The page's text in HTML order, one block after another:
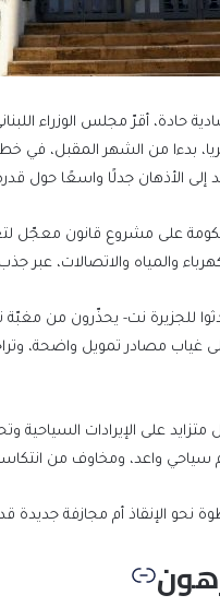
دولارا) شهريا، بدءا من الشهر
إلى الأذهان جدلًا واسعًا حول
على مشروع قانون معجّل
والمياه والاتصالات،
للجزيرة نت- يحذّرون من مغبّة
مشيرين إلى غياب مصادر تمويل
على الإيرادات السياحية
واعد، ومخاوف من انتكاسة
الإنقاذ أم مجازفة جديدة قد